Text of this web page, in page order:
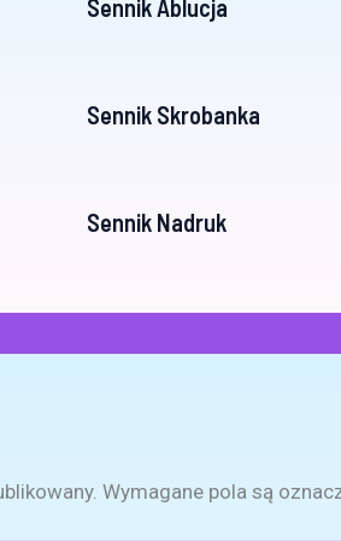
Sennik Ablucja
Sennik Skrobanka
Sennik Nadruk
Wymagane pola są